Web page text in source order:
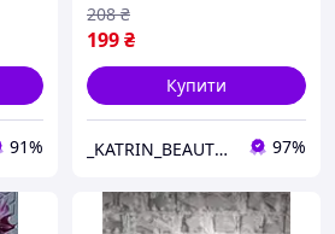
91%
199₴
208 ₴
Купити
_KATRIN_BEAUTY_SHOP_ 97%